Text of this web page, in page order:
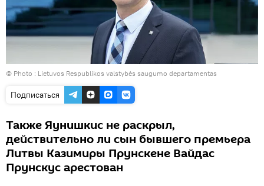
© Photo : Lietuvos Respublikos valstybės saugumo departamentas
Подписаться
Также Яунишкис не раскрыл,
действительно ли сын бывшего премьера
Литвы Казимиры Прунскене Вайдас
Прунскус арестован